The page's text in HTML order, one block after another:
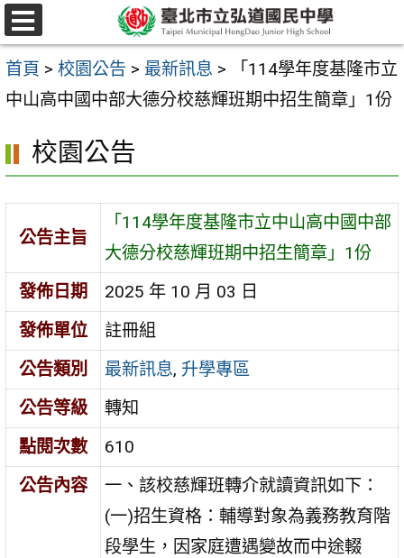
跳
至
主
要
容
區
選
單
首頁 > 校園公告 > 最新訊息 >
「114學年度基隆市立
中山高中國中部大德分校慈輝班期中招生簡章」1份
校園公告
公告主旨
「114學年度基隆市立中山高中國中部
大德分校慈輝班期中招生簡章」1份
發佈日期
2025 年 10 月 03 日
發佈單位
註冊組
公告類別
最新訊息, 升學專區
公告等級
轉知
點閱次數
610
公告內容
一、該校慈輝班轉介就讀資訊如下：
(一)招生資格：輔導對象為義務教育階
段學生，因家庭遭遇變故而中途輟